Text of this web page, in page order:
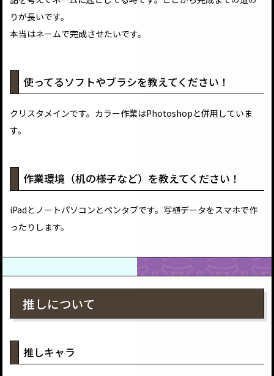
りが長いです。
本当はネームで完成させたいです。
使ってるソフトやブラシを教えてください！
クリスタメインです。カラー作業はPhotoshopと併用していま
す。
作業環境（机の様子など）を教えてください！
iPadとノートパソコンとペンタブです。写植データをスマホで作
ったりします。
推しについて
推しキャラ